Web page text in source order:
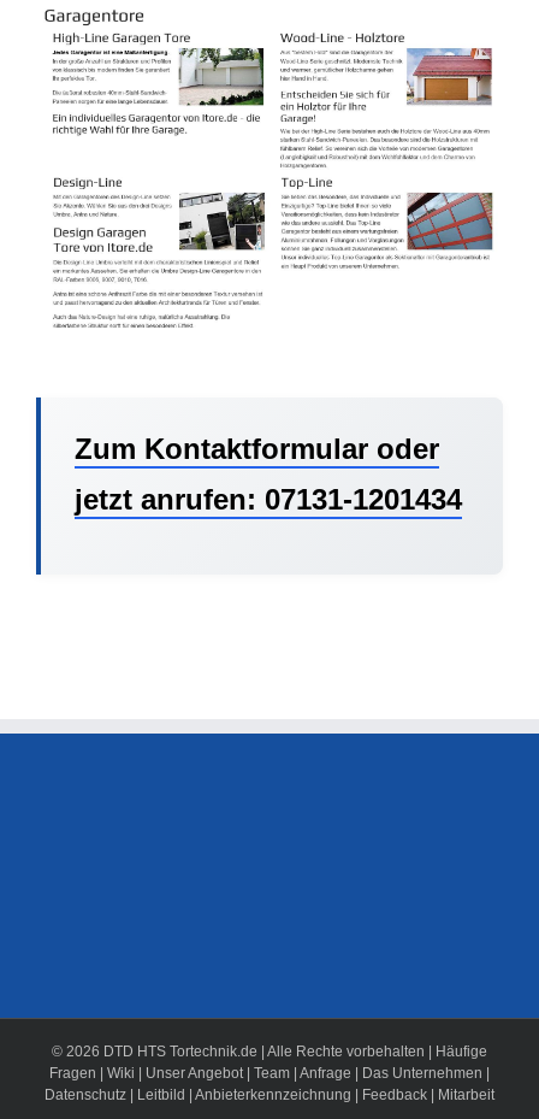
Zum Kontaktformular oder
jetzt anrufen: 07131-1201434
© 2026 DTD HTS Tortechnik.de | Alle Rechte vorbehalten |
Häufige
Fragen
Wiki Unser Angebot| Team Anfrage Das Unternehmen
Datenschutz
Leitbild Anbieterkennzeichnung Feedback Mitarbeit